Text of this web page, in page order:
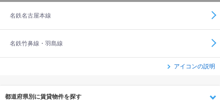
名鉄名古屋本線
名鉄竹鼻線・羽島線
アイコンの説明
都道府県別に賃貸物件を探す